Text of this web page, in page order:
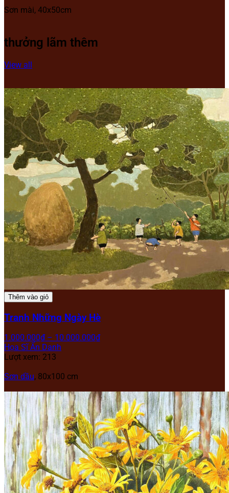
Sơn mài, 40x50cm
thưởng lãm thêm
View all
Thêm vào giỏ
Tranh Những Ngày Hè
1.000.000₫ – 10.000.000₫
Họa Sĩ Ẩn Danh
Lượt xem: 213
Sơn dầu, 80x100 cm